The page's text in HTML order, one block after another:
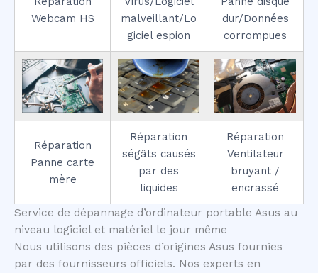
Webcam HS
malveillant/Lo
giciel espion
dur/Données
corrompues
Réparation
Panne carte
mère
Réparation
ségâts causés
par des
liquides
Réparation
Ventilateur
bruyant /
encrassé
Service de dépannage d’ordinateur portable Asus au
niveau logiciel et matériel le jour même
Nous utilisons des pièces d’origines Asus fournies
par des fournisseurs officiels. Nos experts en